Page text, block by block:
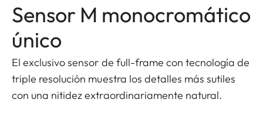
Sensor M monocromático
único
El exclusivo sensor de full-frame con tecnología de
triple resolución muestra los detalles más sutiles
con una nitidez extraordinariamente natural.